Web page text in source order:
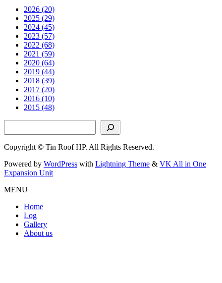
2026 (20)
2025 (29)
2024 (45)
2023 (57)
2022 (68)
2021 (59)
2020 (64)
2019 (44)
2018 (39)
2017 (20)
2016 (10)
2015 (48)
Copyright © Tin Roof HP. All Rights Reserved.
Powered by WordPress with Lightning Theme & VK All in One
Expansion Unit
MENU
Home
Log
Gallery
About us